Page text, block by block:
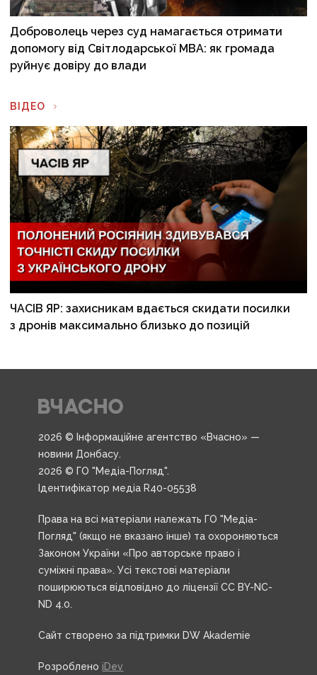
Доброволець через суд намагається отримати
допомогу від Світлодарської МВА: як громада
руйнує довіру до влади
ВІДЕО
ЧАСІВ ЯР: захисникам вдається скидати посилки
з дронів максимально близько до позицій
2026 © Інформаційне агентство «Вчасно» —
новини Донбасу.
2026 © ГО "Медіа-Погляд".
Ідентифікатор медіа R40-05538
Права на всі матеріали належать ГО "Медіа-
Погляд" (якщо не вказано інше) та охороняються
Законом України «Про авторське право і
суміжні права». Усі текстові матеріали
поширюються відповідно до ліцензії CC BY-NC-
ND 4.0.
Сайт створено за підтримки DW Akademie
Розроблено iDev